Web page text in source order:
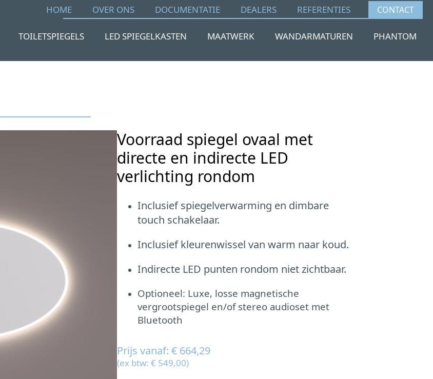
HOME OVER ONS DOCUMENTATIE DEALERS REFERENTIES CONTACT
TOILETSPIEGELS LED SPIEGELKASTEN MAATWERK WANDARMATUREN PHANTOM
Voorraad spiegel ovaal met
directe en indirecte LED
verlichting rondom
Inclusief spiegelverwarming en dimbare
touch schakelaar.
Inclusief kleurenwissel van warm naar koud.
Indirecte LED punten rondom niet zichtbaar.
Optioneel: Luxe, losse magnetische
vergrootspiegel en/ofstereo audioset met
Bluetooth
Prijs vanaf: € 664,29
(ex btw: € 549,00)